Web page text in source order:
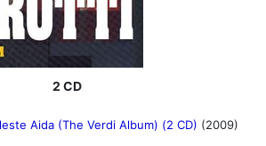
2 CD
Aida (The Verdi Album) (2 CD) (2009)